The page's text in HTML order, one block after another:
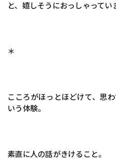
と、嬉しそうにおっしゃってい
＊
こころがほっとほどけて、思
いう体験。
素直に人の話がきけること。